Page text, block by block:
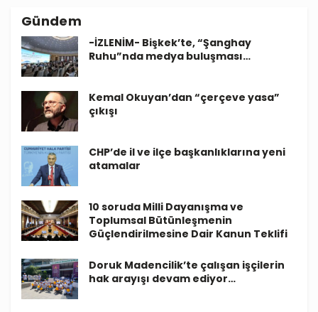
Gündem
-İZLENİM- Bişkek’te, “Şanghay
Ruhu”nda medya buluşması…
Kemal Okuyan’dan “çerçeve yasa”
çıkışı
CHP’de il ve ilçe başkanlıklarına yeni
atamalar
10 soruda Milli Dayanışma ve
Toplumsal Bütünleşmenin
Güçlendirilmesine Dair Kanun Teklifi
Doruk Madencilik’te çalışan işçilerin
hak arayışı devam ediyor…